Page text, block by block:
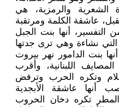
الشعرية والرمزية، هي
عاشقة الكلمة ومرتقبة
التفسير، أنها بنت الجبل
نشاءة وهي ترى جدتها
بنت الدامور نهر بيروت
اللبنانية، وأقرب
وتكره الحرب وترفض
أنها عاشقة الأبجدية
تكره دخان الحروب